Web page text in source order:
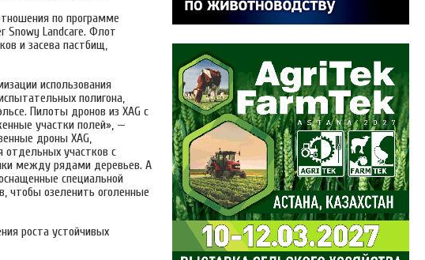
по программе
Snowy Landcare. Флот
и засева пастбищ,
использования
полигона,
Пилоты дронов из XAG с
участки полей», —
дроны XAG,
отдельных участков с
между рядами деревьев. А
специальной
чтобы озеленить оголенные
роста устойчивых